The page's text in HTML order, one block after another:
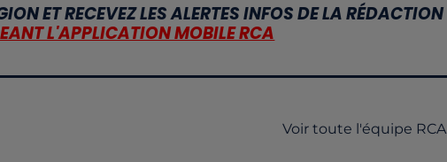
ET RECEVEZ LES ALERTES INFOS DE LA RÉDACTION
L'APPLICATION MOBILE RCA
Voir toute l'équipe RCA